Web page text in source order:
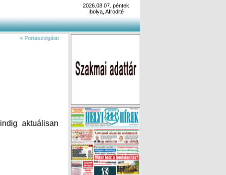
2026.08.07. péntek
Ibolya, Afrodité
« Portaszolgálat
aktuálisan